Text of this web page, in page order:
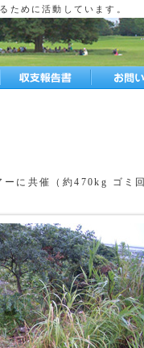
ために活動しています。
に共催（約470kg ゴミ回